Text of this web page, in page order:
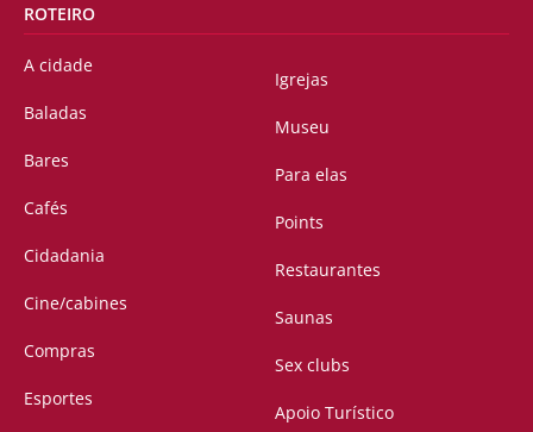
ROTEIRO
A cidade
Baladas
Bares
Cafés
Cidadania
Cine/cabines
Compras
Esportes
Igrejas
Museu
Para elas
Points
Restaurantes
Saunas
Sex clubs
Apoio Turístico